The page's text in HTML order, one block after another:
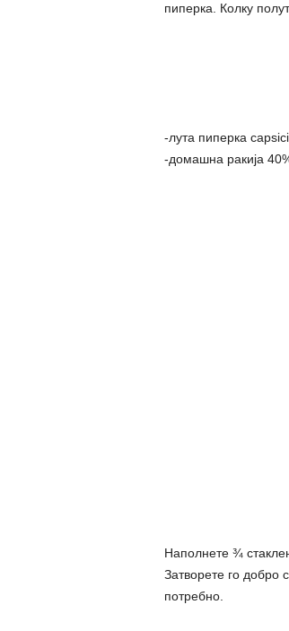
пиперка. Колку
-лута пиперка
-домашна ракија
Наполнете ¾
Затворете го добро
потребно.